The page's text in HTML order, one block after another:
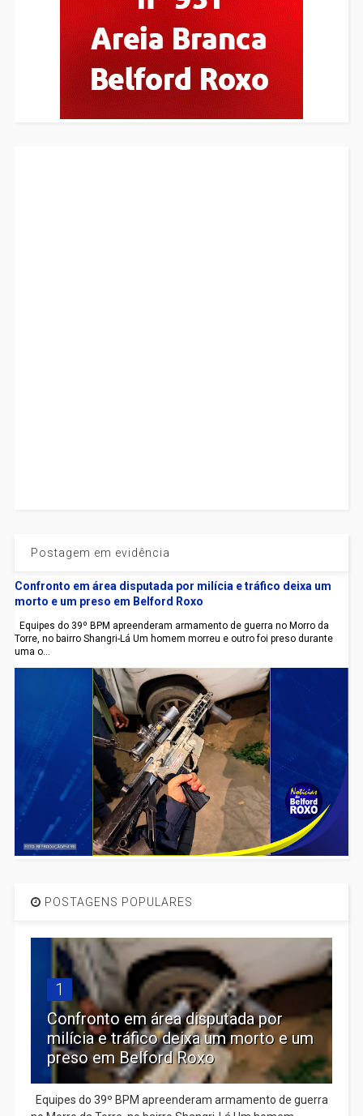
Postagem em evidência
Confronto em área disputada por milícia e tráfico deixa um
morto e um preso em Belford Roxo
Equipes do 39º BPM apreenderam armamento de guerra no Morro da
Torre, no bairro Shangri-Lá Um homem morreu e outro foi preso durante
uma o...
POSTAGENS POPULARES
1
Confronto em área disputada por
milícia e tráfico deixa um morto e um
preso em Belford Roxo
Equipes do 39º BPM apreenderam armamento de guerra